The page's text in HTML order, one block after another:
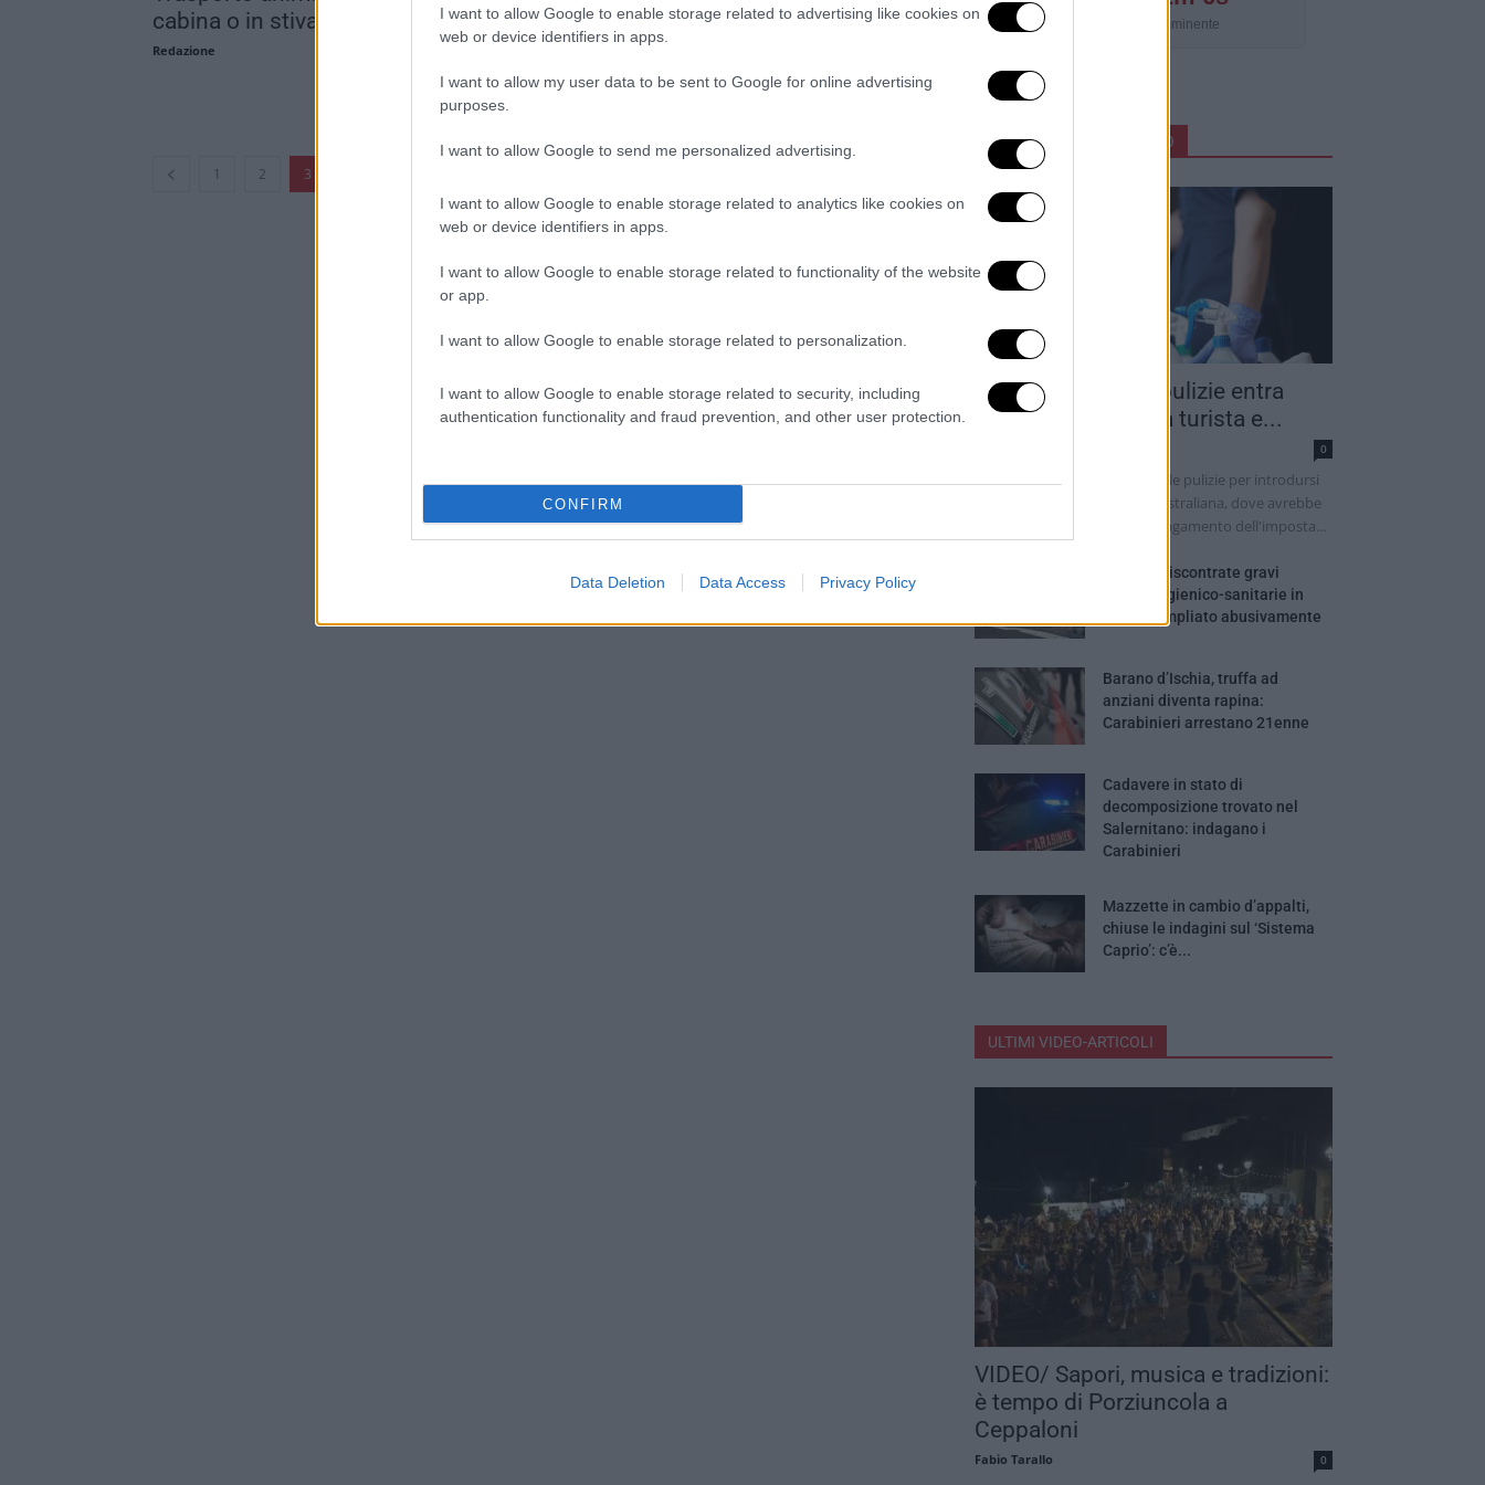
I want to allow Google to enable storage related to advertising like cookies on
web or device identifiers in apps.
I want to allow my user data to be sent to Google for online advertising
purposes.
I want to allow Google to send me personalized advertising.
I want to allow Google to enable storage related to analytics like cookies on
web or device identifiers in apps.
I want to allow Google to enable storage related to functionality of the website
or app.
I want to allow Google to enable storage related to personalization.
I want to allow Google to enable storage related to security, including
authentication functionality and fraud prevention, and other user protection.
CONFIRM
Data Deletion Data Access Privacy Policy
cabina o in stiva? Guida 2026
Redazione
studio estivo dei bambini
ottimizzando...
Redazione 0
1 2 3
Aggiornamento imminente
ARTICOLI IN PRIMO PIANO
Finto addetto alle pulizie entra
nella camera di una turista e...
0
Si sarebbe finto un addetto alle pulizie per introdursi
nella camera di una turista australiana, dove avrebbe
prima tentato di ottenere il pagamento dell'imposta...
Salerno, riscontrate gravi
carenze igienico-sanitarie in
ostello ampliato abusivamente
Barano d’Ischia, truffa ad
anziani diventa rapina:
Carabinieri arrestano 21enne
Cadavere in stato di
decomposizione trovato nel
Salernitano: indagano i
Carabinieri
Mazzette in cambio d’appalti,
chiuse le indagini sul ‘Sistema
Caprio’: c’è...
ULTIMI VIDEO-ARTICOLI
VIDEO/ Sapori, musica e tradizioni:
è tempo di Porziuncola a
Ceppaloni
Fabio Tarallo 0